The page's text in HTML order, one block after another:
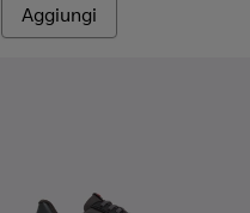
Aggiungi